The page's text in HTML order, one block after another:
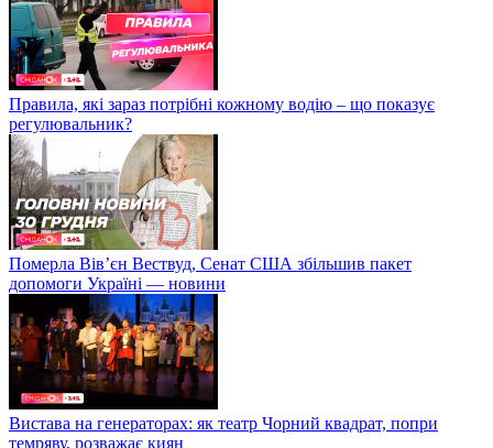
Правила, які зараз потрібні кожному водію – що показує
регулювальник?
Померла Вівʼєн Вествуд, Сенат США збільшив пакет
допомоги Україні — новини
Вистава на генераторах: як театр Чорний квадрат, попри
темряву, розважає киян